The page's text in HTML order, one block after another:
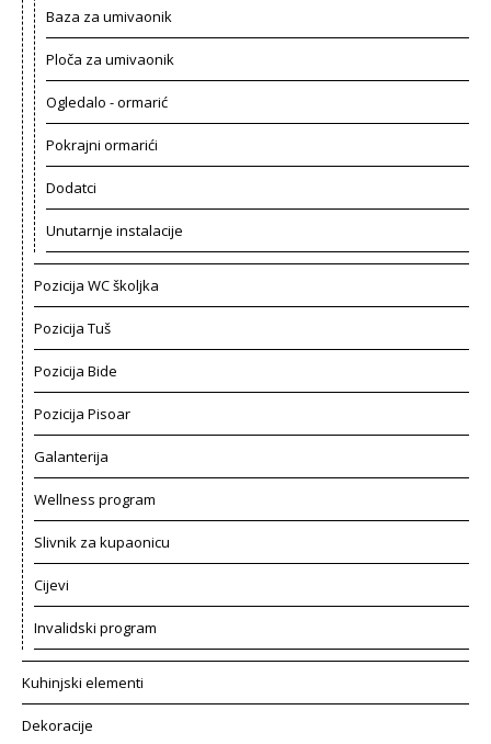
Baza za umivaonik
Ploča za umivaonik
Ogledalo - ormarić
Pokrajni ormarići
Dodatci
Unutarnje instalacije
Pozicija WC školjka
Pozicija Tuš
Pozicija Bide
Pozicija Pisoar
Galanterija
Wellness program
Slivnik za kupaonicu
Cijevi
Invalidski program
Kuhinjski elementi
Dekoracije